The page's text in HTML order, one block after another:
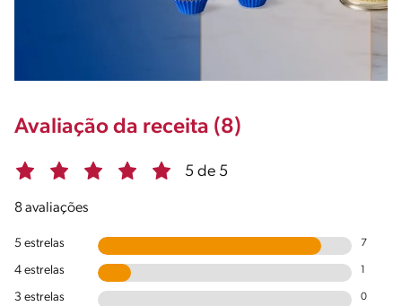
Avaliação da receita (8)
5 de 5
8 avaliações
5 estrelas 7
4 estrelas
3 estrelas 0